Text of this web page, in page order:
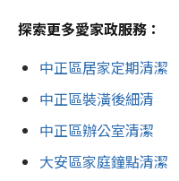
探索更多愛家政服務：
中正區居家定期清潔
中正區裝潢後細清
中正區辦公室清潔
大安區家庭鐘點清潔